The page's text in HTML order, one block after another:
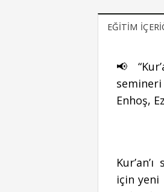
EĞITIM
📢
Enhoş,
için yeni